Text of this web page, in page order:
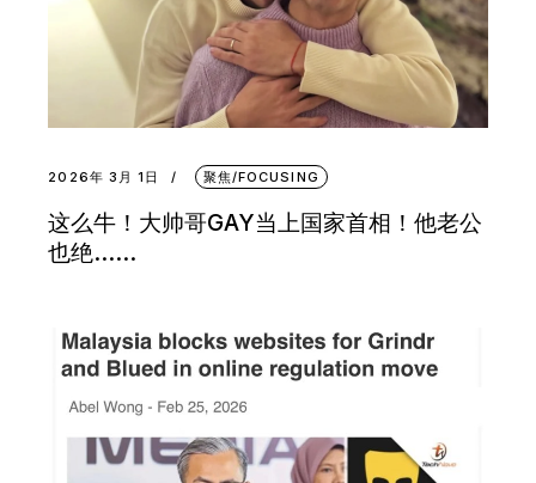
2026年 3月 1日 聚焦/FOCUSING
这么牛！大帅哥GAY当上国家首相！他老公
也绝……